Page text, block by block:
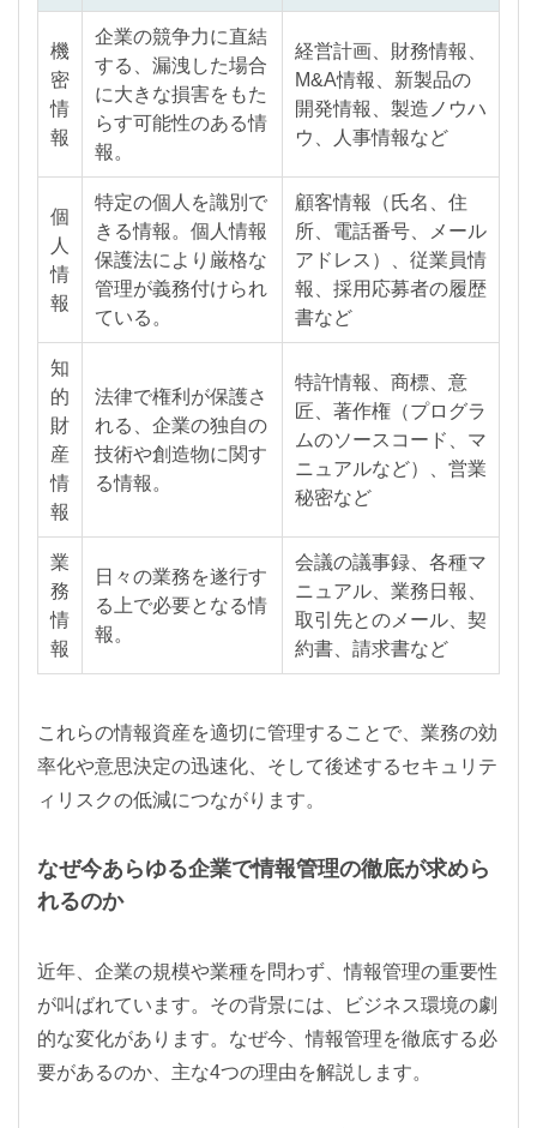
機
密
情
報
企業の競争力に直結
する、漏洩した場合
に大きな損害をもた
らす可能性のある情
報。
経営計画、財務情報、
M&A情報、新製品の
開発情報、製造ノウハ
ウ、人事情報など
個
人
情
報
特定の個人を識別で
きる情報。個人情報
保護法により厳格な
管理が義務付けられ
ている。
顧客情報（氏名、住
所、電話番号、メール
アドレス）、従業員情
報、採用応募者の履歴
書など
知
的
財
産
情
報
法律で権利が保護さ
れる、企業の独自の
技術や創造物に関す
る情報。
特許情報、商標、意
匠、著作権（プログラ
ムのソースコード、マ
ニュアルなど）、営業
秘密など
業
務
情
報
日々の業務を遂行す
る上で必要となる情
報。
会議の議事録、各種マ
ニュアル、業務日報、
取引先とのメール、契
約書、請求書など
これらの情報資産を適切に管理することで、業務の効
率化や意思決定の迅速化、そして後述するセキュリテ
ィリスクの低減につながります。
なぜ今あらゆる企業で情報管理の徹底が求めら
れるのか
近年、企業の規模や業種を問わず、情報管理の重要性
が叫ばれています。その背景には、ビジネス環境の劇
的な変化があります。なぜ今、情報管理を徹底する必
要があるのか、主な4つの理由を解説します。